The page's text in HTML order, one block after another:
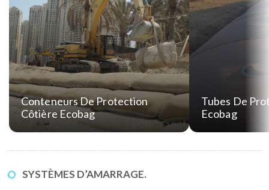
Conteneurs De Protection
Côtière Ecobag
Tubes De
Ecobag
SYSTÈMES D’AMARRAGE.